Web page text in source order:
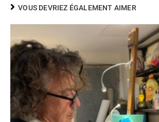
VOUS DEVRIEZ ÉGALEMENT AIMER